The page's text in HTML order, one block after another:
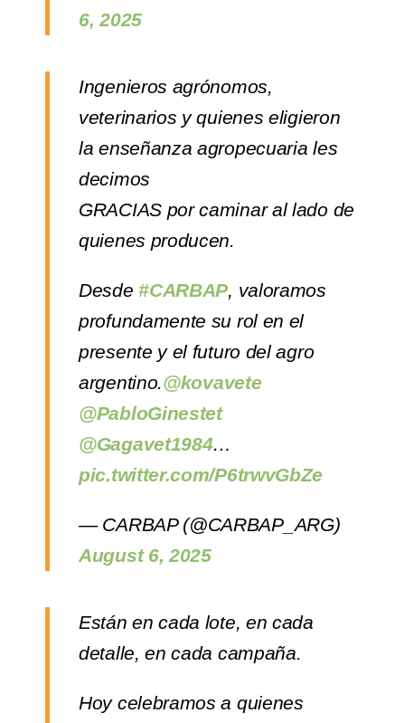
6, 2025
Ingenieros agrónomos,
veterinarios y quienes eligieron
la enseñanza agropecuaria les
decimos
GRACIAS por caminar al lado de
quienes producen.
Desde#CARBAP, valoramos
profundamente su rol en el
presente y el futuro del agro
argentino.@kovavete
@PabloGinestet
@Gagavet1984…
pic.twitter.com/P6trwvGbZe
— CARBAP (@CARBAP_ARG)
August 6, 2025
Están en cada lote, en cada
detalle, en cada campaña.
Hoy celebramos a quienes